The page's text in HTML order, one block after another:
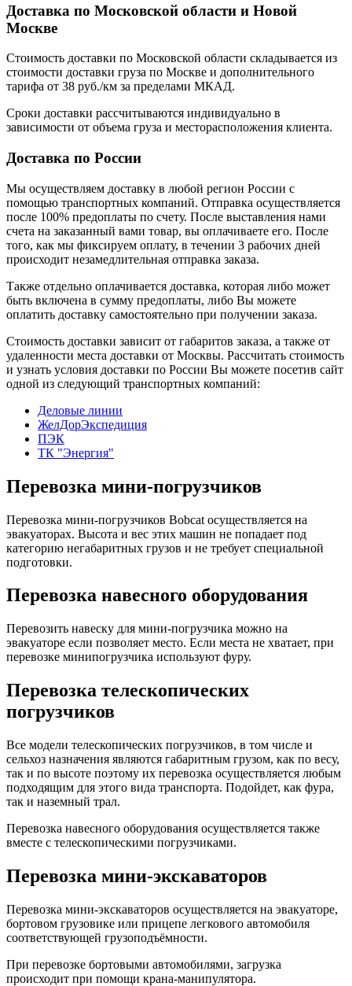
Доставка по Московской области и Новой
Москве
Стоимость доставки по Московской области складывается из
стоимости доставки груза по Москве и дополнительного
тарифа от 38 руб./км за пределами МКАД.
Сроки доставки рассчитываются индивидуально в
зависимости от объема груза и месторасположения клиента.
Доставка по России
Мы осуществляем доставку в любой регион России с
помощью транспортных компаний. Отправка осуществляется
после 100% предоплаты по счету. После выставления нами
счета на заказанный вами товар, вы оплачиваете его. После
того, как мы фиксируем оплату, в течении 3 рабочих дней
происходит незамедлительная отправка заказа.
Также отдельно оплачивается доставка, которая либо может
быть включена в сумму предоплаты, либо Вы можете
оплатить доставку самостоятельно при получении заказа.
Стоимость доставки зависит от габаритов заказа, а также от
удаленности места доставки от Москвы. Рассчитать стоимость
и узнать условия доставки по России Вы можете посетив сайт
одной из следующий транспортных компаний:
Деловые линии
ЖелДорЭкспедиция
ПЭК
ТК "Энергия"
Перевозка мини-погрузчиков
Перевозка мини-погрузчиков Bobcat осуществляется на
эвакуаторах. Высота и вес этих машин не попадает под
категорию негабаритных грузов и не требует специальной
подготовки.
Перевозка навесного оборудования
Перевозить навеску для мини-погрузчика можно на
эвакуаторе если позволяет место. Если места не хватает, при
перевозке минипогрузчика используют фуру.
Перевозка телескопических
погрузчиков
Все модели телескопических погрузчиков, в том числе и
сельхоз назначения являются габаритным грузом, как по весу,
так и по высоте поэтому их перевозка осуществляется любым
подходящим для этого вида транспорта. Подойдет, как фура,
так и наземный трал.
Перевозка навесного оборудования осуществляется также
вместе с телескопическими погрузчиками.
Перевозка мини-экскаваторов
Перевозка мини-экскаваторов осуществляется на эвакуаторе,
бортовом грузовике или прицепе легкового автомобиля
соответствующей грузоподъёмности.
При перевозке бортовыми автомобилями, загрузка
происходит при помощи крана-манипулятора.